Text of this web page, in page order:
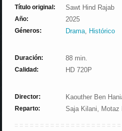
Título original: Sawt Hind Rajab
Año: 2025
Géneros: Drama, Histórico
Duración: 88 min.
Calidad: HD 720P
Director: Kaouther Ben
Reparto: Saja Kilani, Motaz